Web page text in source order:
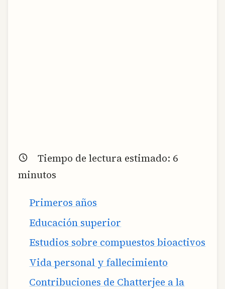
Tiempo de lectura estimado: 6
minutos
Primeros años
Educación superior
Estudios sobre compuestos bioactivos
Vida personal y fallecimiento
Contribuciones de Chatterjee a la